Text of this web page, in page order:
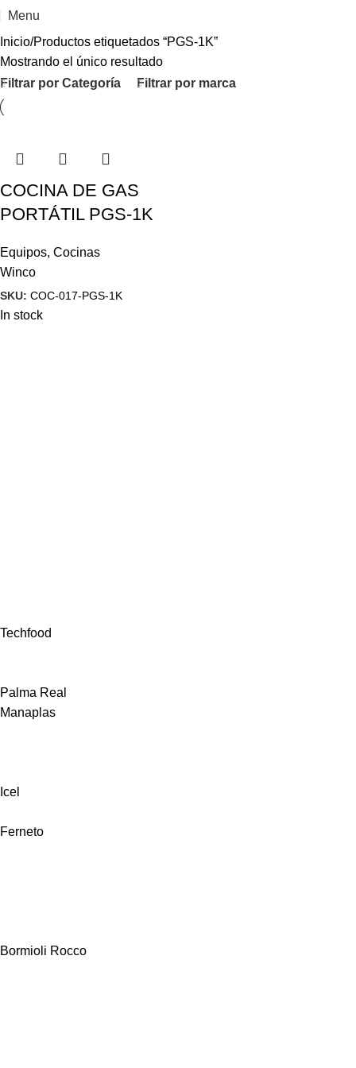
Menu
Inicio Productos etiquetados “PGS-1K”
Mostrando el único resultado
Filtrar por Categoría
Filtrar por marca
COCINA DE GAS
PORTÁTIL PGS-1K
Equipos, Cocinas
Winco
SKU: COC-017-PGS-1K
In stock
Techfood
Palma Real
Manaplas
Icel
Ferneto
Bormioli Rocco